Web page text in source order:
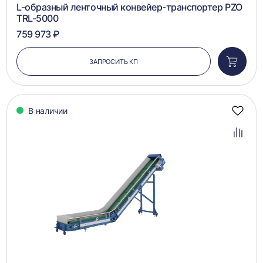
L-образный ленточный конвейер-транспортер PZO
TRL-5000
759 973 ₽
ЗАПРОСИТЬ КП
в
В наличии